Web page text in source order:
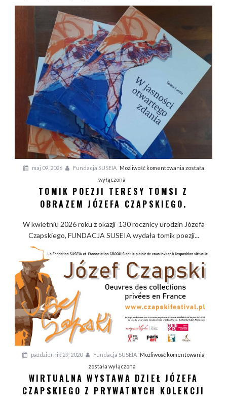
u
n
z
e
a
C
p
k
i
e
g
o
maj 09, 2026 Fundacja SUSEIA Możliwość komentowania T
m
p
o
z
j
i
T
e
s
T
m
s
została
wyłączona
TOMIK POEZJI TERESY TOMSI Z
OBRAZEM JÓZEFA CZAPSKIEGO.
W kwietniu 2026 roku z okazji 130 rocznicy urodzin Józefa
Czapskiego, FUNDACJA SUSEIA wydała tomik poezji...
październik 29, 2020 Fundacja SUSEIA Możliwość komentowania
została wyłączona
WIRTUALNA WYSTAWA DZIEŁ JÓZEFA
CZAPSKIEGO Z PRYWATNYCH KOLEKCJI